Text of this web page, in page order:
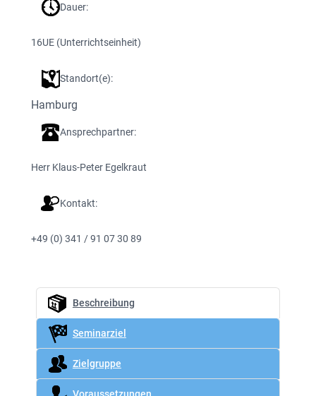
Dauer:
16UE (Unterrichtseinheit)
Standort(e):
Hamburg
Ansprechpartner:
Herr Klaus-Peter Egelkraut
Kontakt:
+49 (0) 341 / 91 07 30 89
Beschreibung
Seminarziel
Zielgruppe